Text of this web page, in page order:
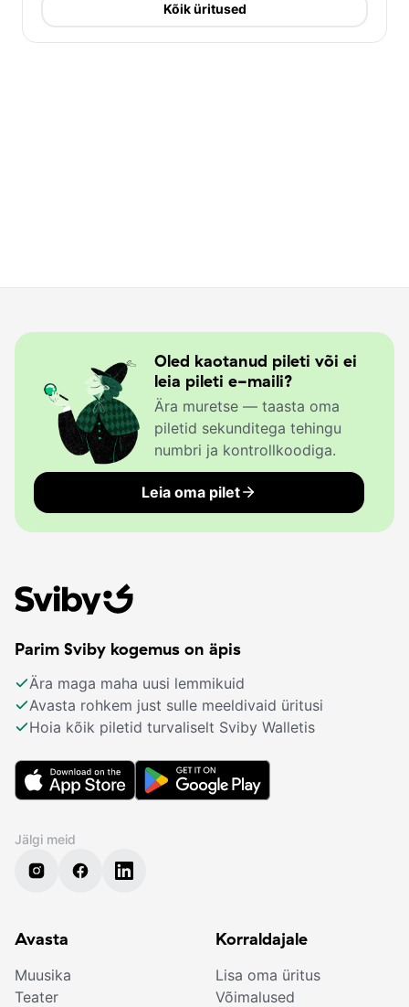
Kõik üritused
Oled kaotanud pileti või ei
leia pileti e-maili?
Ära muretse — taasta oma
piletid sekunditega tehingu
numbri ja kontrollkoodiga.
Leia oma pilet
Parim Sviby kogemus on äpis
Ära maga maha uusi lemmikuid
Avasta rohkem just sulle meeldivaid üritusi
Hoia kõik piletid turvaliselt Sviby Walletis
Jälgi meid
Avasta
Muusika
Teater
Korraldajale
Lisa oma üritus
Võimalused